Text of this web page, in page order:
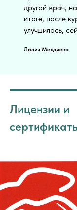
другой врач,
итоге, после
улучшилось,
Лилия Мехдиева
Лицензии и